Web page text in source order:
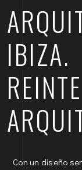
IBIZA.
Con un diseño